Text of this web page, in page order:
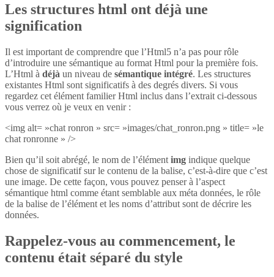
Les structures html ont déjà une
signification
Il est important de comprendre que l’Html5 n’a pas pour rôle
d’introduire une sémantique au format Html pour la première fois.
L’Html à déjà un niveau de sémantique intégré. Les structures
existantes Html sont significatifs à des degrés divers. Si vous
regardez cet élément familier Html inclus dans l’extrait ci-dessous
vous verrez où je veux en venir :
<img alt= »chat ronron » src= »images/chat_ronron.png » title= »le
chat ronronne » />
Bien qu’il soit abrégé, le nom de l’élément img indique quelque
chose de significatif sur le contenu de la balise, c’est-à-dire que c’est
une image. De cette façon, vous pouvez penser à l’aspect
sémantique html comme étant semblable aux méta données, le rôle
de la balise de l’élément et les noms d’attribut sont de décrire les
données.
Rappelez-vous au commencement, le
contenu était séparé du style